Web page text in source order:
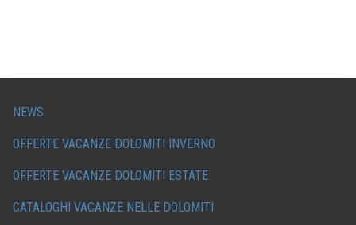
NEWS
OFFERTE VACANZE DOLOMITI INVERNO
OFFERTE VACANZE DOLOMITI ESTATE
CATALOGHI VACANZE NELLE DOLOMITI